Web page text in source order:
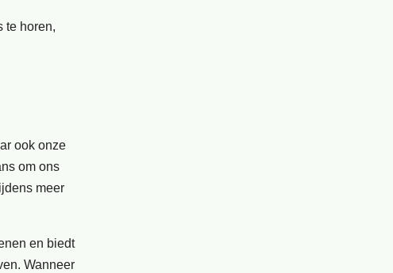
te horen,
ook onze
om ons
meer
en biedt
Wanneer